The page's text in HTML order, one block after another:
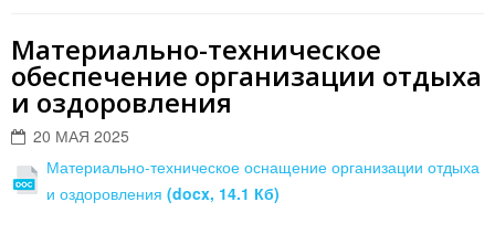
Материально-техническое
обеспечение организации отдыха
и оздоровления
20 МАЯ 2025
Материально-техническое оснащение организации отдыха
и оздоровления (docx, 14.1 Кб)